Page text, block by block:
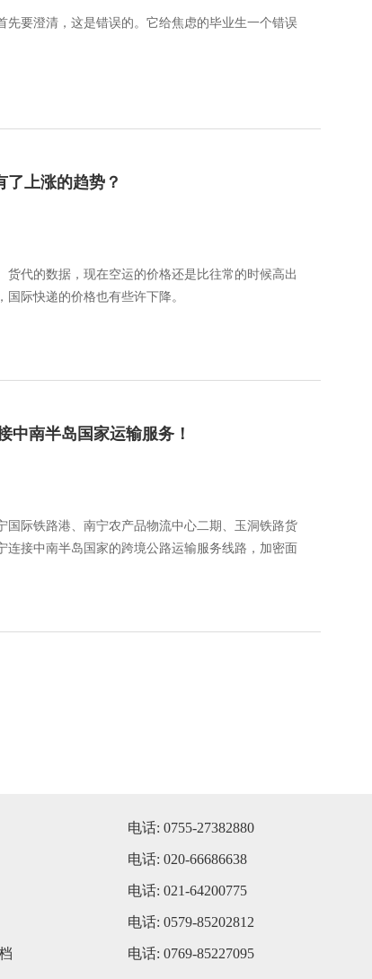
先要澄清，这是错误的。它给焦虑的毕业生一个错误
了上涨的趋势？
货代的数据，现在空运的价格还是比往常的时候高出
际快递的价格也有些许下降。
中南半岛国家运输服务！
国际铁路港、南宁农产品物流中心二期、玉洞铁路货
连接中南半岛国家的跨境公路运输服务线路，加密面
电话: 0755-27382880
电话: 020-66686638
电话: 021-64200775
电话: 0579-85202812
电话: 0769-85227095